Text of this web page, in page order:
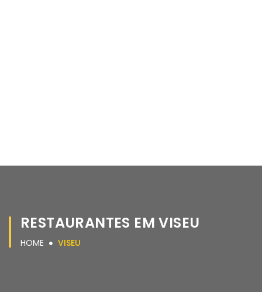
RESTAURANTES EM VISEU
HOME VISEU